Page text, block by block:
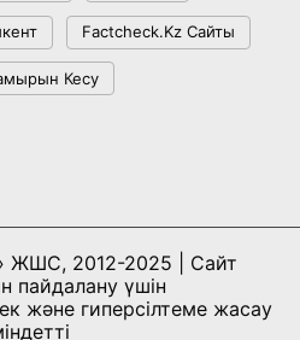
геологоразведку в
объемы бурения
Factcheck.kz Сайты
Кесу
ЖШС, 2012-2025 | Сайт
пайдалану үшін
және гиперсілтеме жасау